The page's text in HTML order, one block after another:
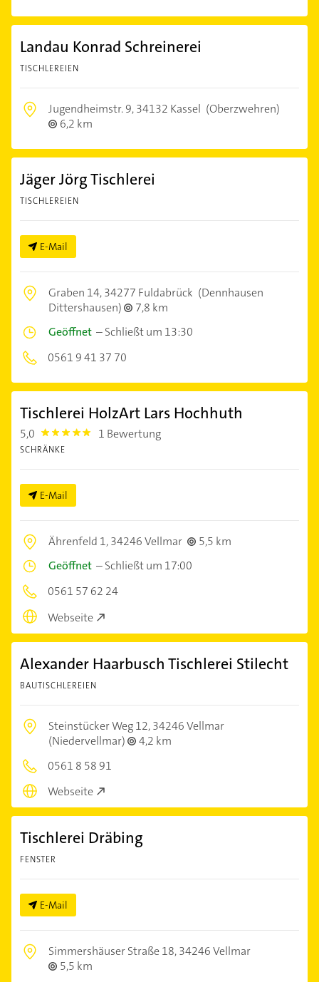
Landau Konrad Schreinerei
TISCHLEREIEN
Jugendheimstr. 9,34132 Kassel (Oberzwehren)
6,2 km
Jäger Jörg Tischlerei
TISCHLEREIEN
E-Mail
Graben 14,34277 Fuldabrück (Dennhausen
Dittershausen)
7,8 km
Geöffnet –Schließt um 13:30
0561 9 41 37 70
Tischlerei HolzArt Lars Hochhuth
5,0 5.0 1 Bewertung
SCHRÄNKE
E-Mail
Ährenfeld 1,34246 Vellmar
5,5 km
Geöffnet –Schließt um 17:00
0561 57 62 24
Webseite
Alexander Haarbusch Tischlerei Stilecht
BAUTISCHLEREIEN
Steinstücker Weg 12,34246 Vellmar
(Niedervellmar)
4,2 km
0561 8 58 91
Webseite
Tischlerei Dräbing
FENSTER
E-Mail
Simmershäuser Straße 18,34246 Vellmar
5,5 km